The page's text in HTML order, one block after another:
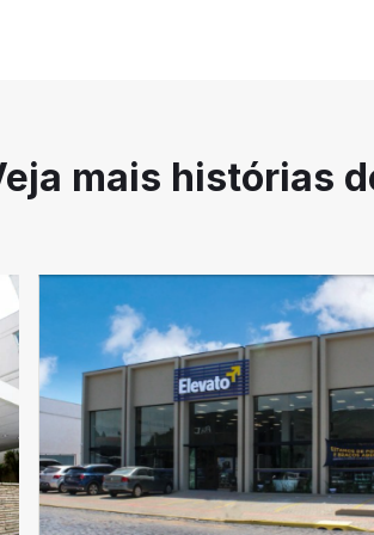
mais histórias